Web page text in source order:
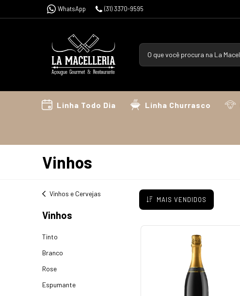
WhatsApp (31) 3370-9595
Linha Todo Dia Linha Churrasco
Vinhos
Vinhos e Cervejas
Vinhos
Tinto
Branco
Rose
Espumante
MAIS VENDIDOS